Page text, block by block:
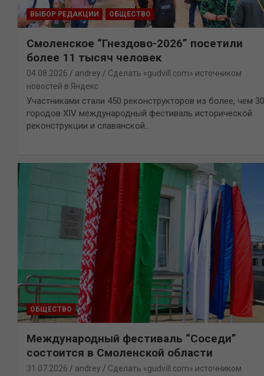
ВЫБОР РЕДАКЦИИ ОБЩЕСТВО
Смоленское “Гнездово-2026” посетили
более 11 тысяч человек
04.08.2026 andrey
Сделать «gudvill.com» источником
новостей в Яндекс
Участниками стали 450 реконструкторов из более, чем 30
городов XIV международный фестиваль исторической
реконструкции и славянской…
ОБЩЕСТВО
Международный фестиваль “Соседи”
состоится в Смоленской области
31.07.2026 andrey
Сделать «gudvill.com» источником